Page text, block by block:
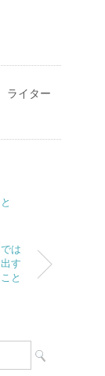
ライター
は
す
こと